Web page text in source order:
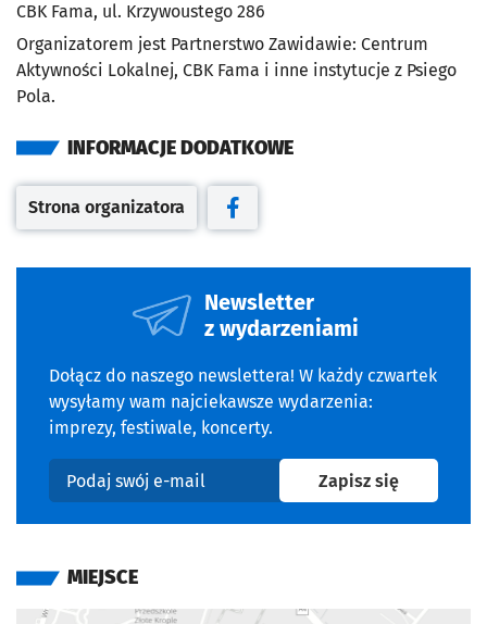
CBK Fama, ul. Krzywoustego 286
Organizatorem jest Partnerstwo Zawidawie: Centrum
Aktywności Lokalnej, CBK Fama i inne instytucje z Psiego
Pola.
INFORMACJE DODATKOWE
Otwiera się w nowej karcie
Strona organizatora
Otwiera się w nowej karcie
Newsletter
z wydarzeniami
Dołącz do naszego newslettera! W każdy czwartek
wysyłamy wam najciekawsze wydarzenia:
imprezy, festiwale, koncerty.
Podaj swój e-mail
Zapisz sięna
MIEJSCE